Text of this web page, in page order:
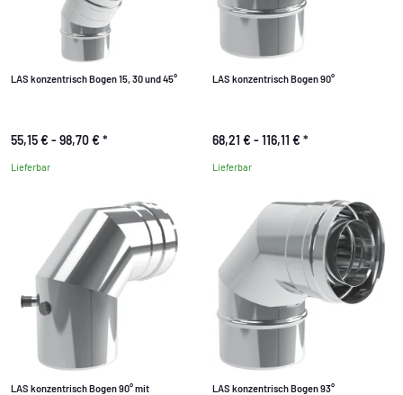
LAS konzentrisch Bogen 15, 30 und 45°
55,15 € -98,70 € *
Lieferbar
LAS konzentrisch Bogen 90°
68,21 € -116,11 € *
Lieferbar
LAS konzentrisch Bogen 90° mit
LAS konzentrisch Bogen 93°